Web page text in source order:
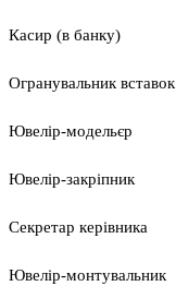
Касир (в банку)
Огранувальник вставок
Ювелір-модельєр
Ювелір-закріпник
Секретар керівника
Ювелір-монтувальник